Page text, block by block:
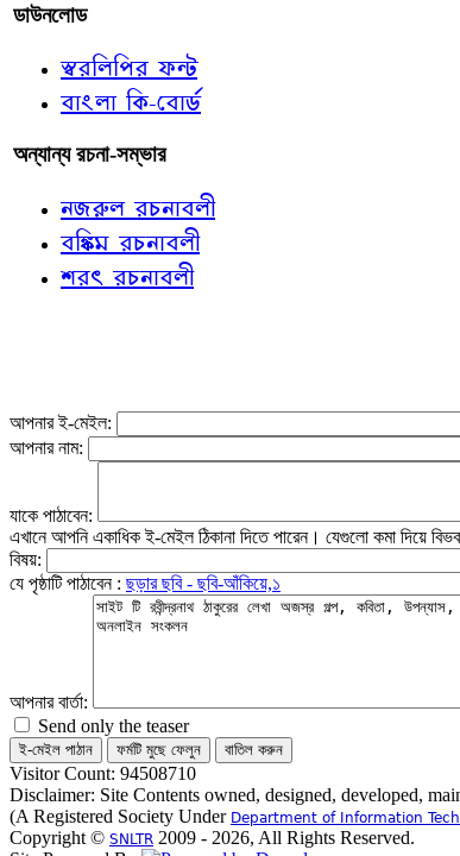
ডাউনলোড
স্বরলিপির ফন্ট
বাংলা কি-বোর্ড
অন্যান্য রচনা-সম্ভার
নজরুল রচনাবলী
বঙ্কিম রচনাবলী
শরৎ রচনাবলী
আপনার ই-মেইল:
আপনার নাম:
যাকে পাঠাবেন:
এখানে আপনি একাধিক ই-মেইল ঠিকানা দিতে পারেন। যেগুলো কমা দিয়ে
বিষয়:
যে পৃষ্ঠাটি পাঠাবেন : ছড়ার ছবি - ছবি-আঁকিয়ে,১
আপনার বার্তা:
Send only the teaser
Visitor Count: 94508710
Disclaimer: Site Contents owned, designed, developed,
(A Registered Society Under Department of Information
Copyright © SNLTR 2009 - 2026, All Rights Reserved.